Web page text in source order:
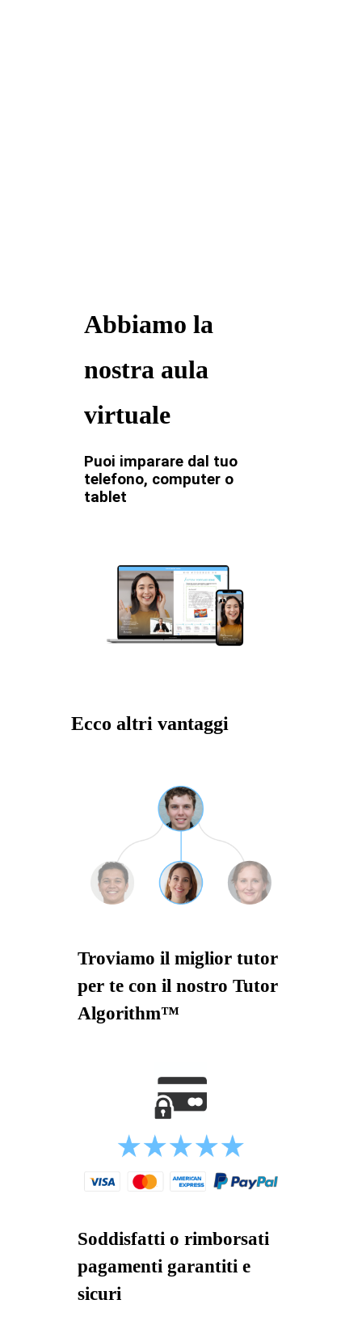
Abbiamo la
nostra aula
virtuale
Puoi imparare dal tuo
telefono, computer o
tablet
Ecco altri vantaggi
Troviamo il miglior tutor
per te con il nostro Tutor
Algorithm™
Soddisfatti o rimborsati
pagamenti garantiti e
sicuri